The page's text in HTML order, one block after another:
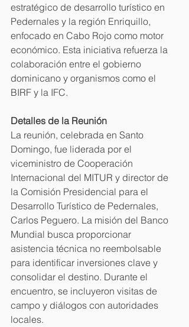
estratégico de desarrollo turístico en
Pedernales y la región Enriquillo,
enfocado en Cabo Rojo como motor
económico. Esta iniciativa refuerza la
colaboración entre el gobierno
dominicano y organismos como el
BIRF y la IFC.
Detalles de la Reunión
La reunión, celebrada en Santo
Domingo, fue liderada por el
viceministro de Cooperación
Internacional del MITUR y director de
la Comisión Presidencial para el
Desarrollo Turístico de Pedernales,
Carlos Peguero. La misión del Banco
Mundial busca proporcionar
asistencia técnica no reembolsable
para identificar inversiones clave y
consolidar el destino. Durante el
encuentro, se incluyeron visitas de
campo y diálogos con autoridades
locales.